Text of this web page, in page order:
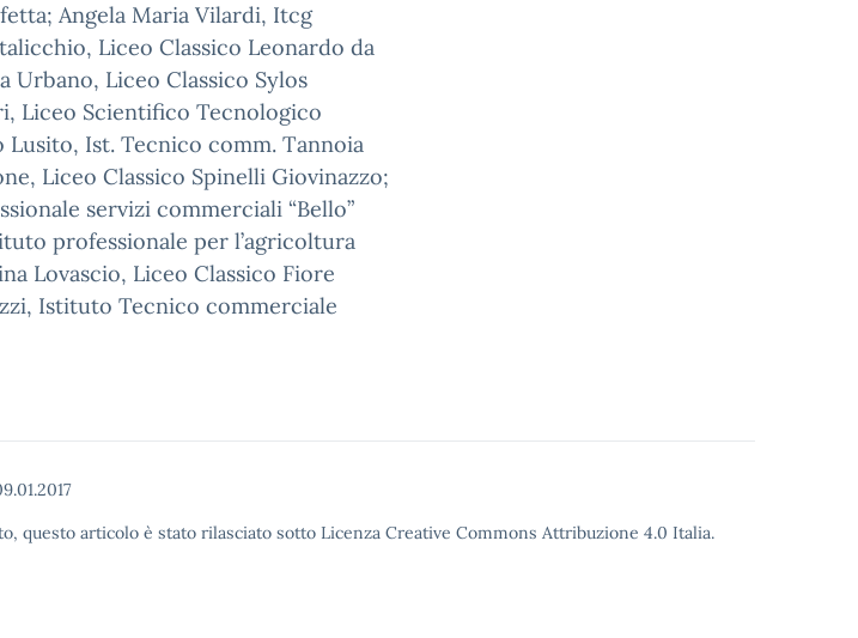
Angela Maria Vilardi, Itcg
Liceo Classico Leonardo da
Liceo Classico Sylos
Liceo Scientifico Tecnologico
Ist. Tecnico comm. Tannoia
Liceo Classico Spinelli Giovinazzo;
servizi commerciali “Bello”
professionale per l’agricoltura
Lovascio, Liceo Classico Fiore
Istituto Tecnico commerciale
questo articolo è stato rilasciato sotto Licenza Creative Commons Attribuzione 4.0 Italia.